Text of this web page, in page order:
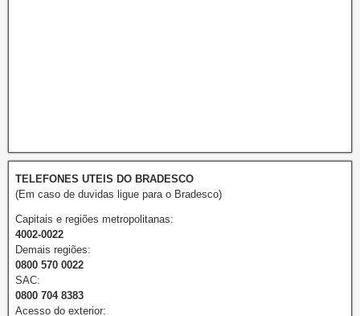
TELEFONES UTEIS DO BRADESCO
(Em caso de duvidas ligue para o Bradesco)
Capitais e regiões metropolitanas:
4002-0022
Demais regiões:
0800 570 0022
SAC:
0800 704 8383
Acesso do exterior: